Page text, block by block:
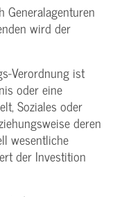
Generalagenturen
wird der
Verordnung ist
oder eine
Soziales oder
deren
wesentliche
der Investition